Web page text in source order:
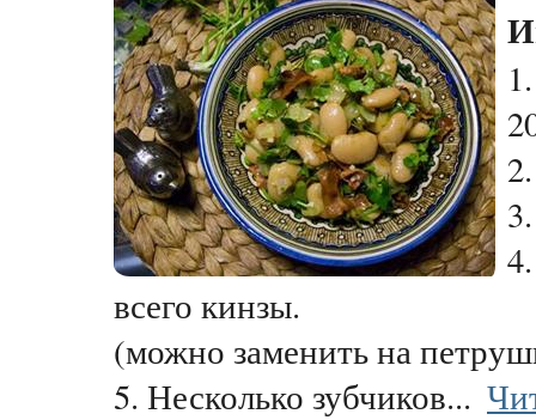
всего кинзы.
(можно заменить на
5. Несколько зубчиков...